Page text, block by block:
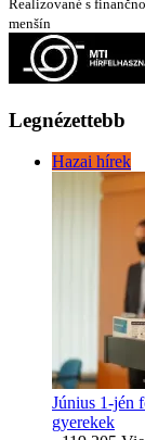
Realizované s
menšín
Legnézettebb
Hazai hírek
Június 1-jén
gyerekek